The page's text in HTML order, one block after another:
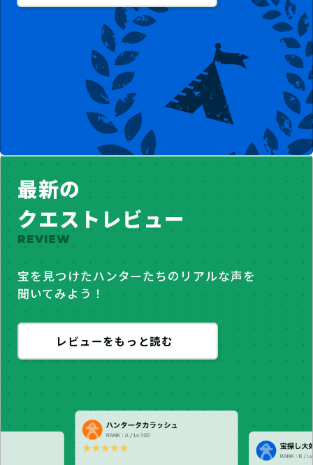
最新の
クエストレビュー
REVIEW
宝を見つけたハンターたちのリアルな声を
聞いてみよう！
レビューをもっと読む